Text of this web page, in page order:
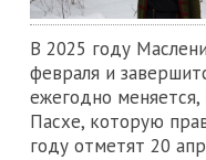
В 2025 году
февраля и
ежегодно меняется,
Пасхе, которую
году отметят 20